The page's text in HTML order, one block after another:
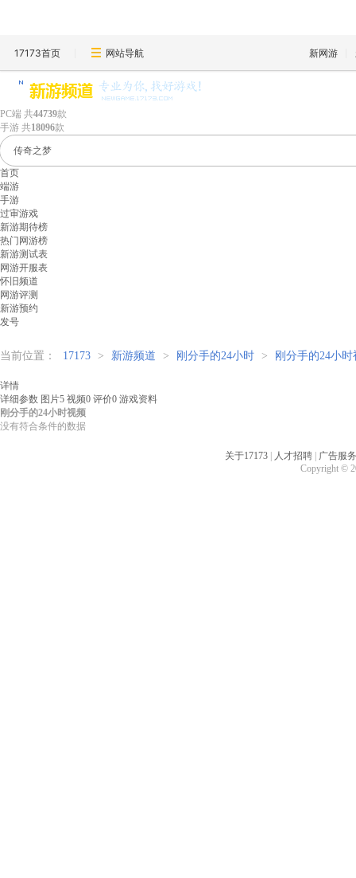
17173首页 网站导航 新网游
PC端 共44739款
手游 共18096款
首页
端游
手游
过审游戏
新游期待榜
热门网游榜
新游测试表
网游开服表
怀旧频道
网游评测
新游预约
发号
当前位置： 17173 > 新游频道 > 刚分手的24小时 > 刚分手的24小时
详情
详细参数 图片5 视频0 评价0 游戏资料
刚分手的24小时视频
没有符合条件的数据
关于17173 人才招聘
广告服务
Copyright ©